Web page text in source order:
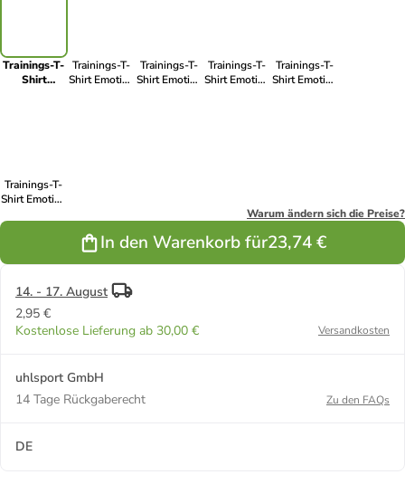
Trainings-T-
Shirt
Trainings-T-
Shirt Emotion
Trainings-T-
Shirt Emotion
Trainings-T-
Shirt Emotion
Trainings-T-
Shirt Emotion
Trainings-T-
Shirt Emotion
schwarz/weiß
Warum ändern sich die Preise?
In den Warenkorb für23,74 €
14. - 17. August
2,95 €
Kostenlose Lieferung ab 30,00 €
Versandkosten
uhlsport GmbH
14 Tage Rückgaberecht
Zu den FAQs
DE